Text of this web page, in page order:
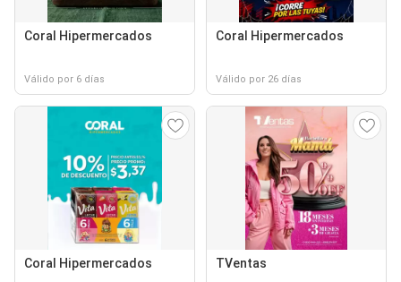
Coral Hipermercados
Válido por 6 días
Coral Hipermercados
Válido por 26 días
Coral Hipermercados TVentas